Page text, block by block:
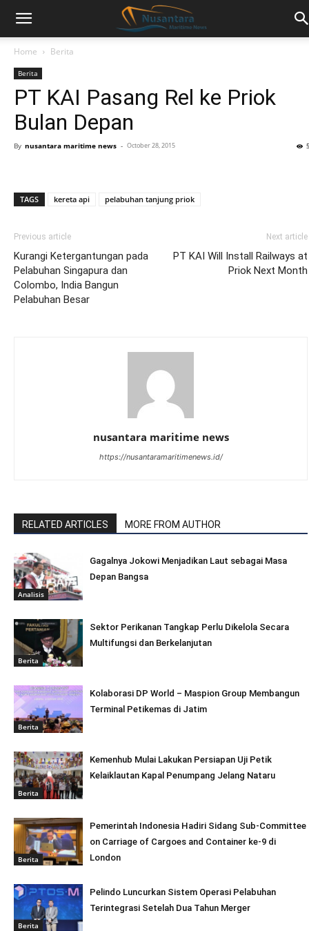
Home Berita
Berita
PT KAI Pasang Rel ke Priok
Bulan Depan
By nusantara maritime news - October 28, 2015
TAGS kereta api pelabuhan tanjung priok
Previous article
Kurangi Ketergantungan pada
Pelabuhan Singapura dan
Colombo, India Bangun
Pelabuhan Besar
Next article
PT KAI Will Install Railways at
Priok Next Month
nusantara maritime news
https://nusantaramaritimenews.id/
RELATED ARTICLES MORE FROM AUTHOR
Analisis
Gagalnya Jokowi Menjadikan Laut sebagai Masa
Depan Bangsa
Berita
Sektor Perikanan Tangkap Perlu Dikelola Secara
Multifungsi dan Berkelanjutan
Berita
Kolaborasi DP World – Maspion Group Membangun
Terminal Petikemas di Jatim
Berita
Kemenhub Mulai Lakukan Persiapan Uji Petik
Kelaiklautan Kapal Penumpang Jelang Nataru
Berita
Pemerintah Indonesia Hadiri Sidang Sub-Committee
on Carriage of Cargoes and Container ke-9 di
London
Berita
Pelindo Luncurkan Sistem Operasi Pelabuhan
Terintegrasi Setelah Dua Tahun Merger